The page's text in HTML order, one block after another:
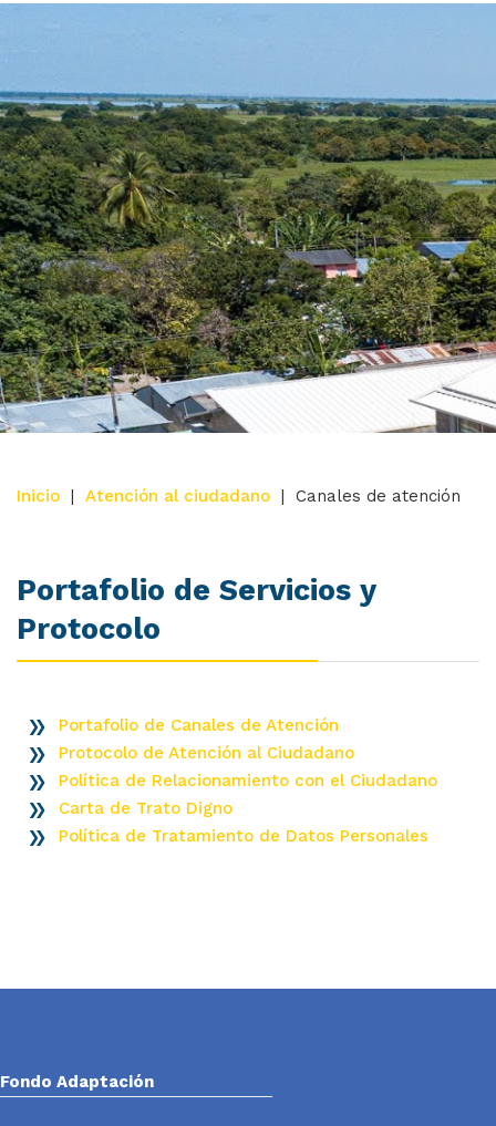
Inicio | Atención al ciudadano | Canales de atención
Portafolio de Servicios y
Protocolo
Portafolio de Canales de Atención
Protocolo de Atención al Ciudadano
Política de Relacionamiento con el Ciudadano
Carta de Trato Digno
Política de Tratamiento de Datos Personales
Fondo Adaptación